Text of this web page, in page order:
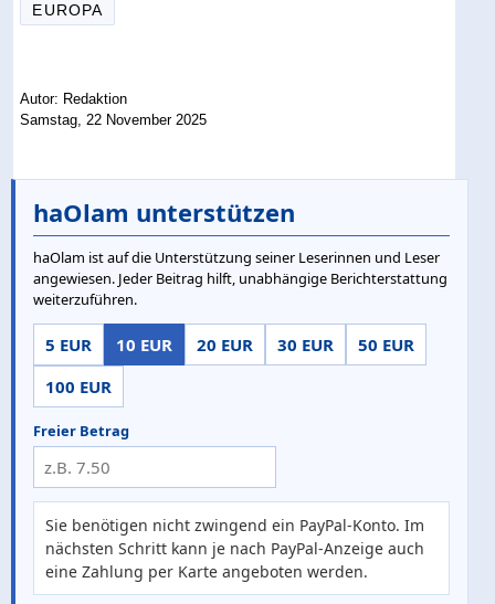
EUROPA
Autor: Redaktion
Samstag, 22 November 2025
haOlam unterstützen
haOlam ist auf die Unterstützung seiner Leserinnen und Leser
angewiesen. Jeder Beitrag hilft, unabhängige Berichterstattung
weiterzuführen.
5 EUR 10 EUR 20 EUR 30 EUR
50 EUR
100 EUR
Freier Betrag
Sie benötigen nicht zwingend ein PayPal-Konto. Im
nächsten Schritt kann je nach PayPal-Anzeige auch
eine Zahlung per Karte angeboten werden.